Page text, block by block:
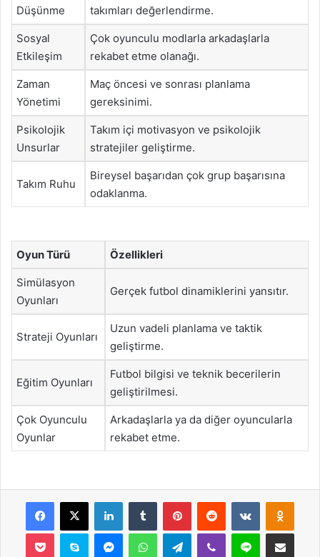
Düşünme
takımları değerlendirme.
Sosyal
Etkileşim
Çok oyunculu modlarla arkadaşlarla
rekabet etme olanağı.
Zaman
Yönetimi
Maç öncesi ve sonrası planlama
gereksinimi.
Psikolojik
Unsurlar
Takım içi motivasyon ve psikolojik
stratejiler geliştirme.
Takım Ruhu
Bireysel başarıdan çok grup başarısına
odaklanma.
Oyun Türü Özellikleri
Simülasyon
Oyunları
Gerçek futbol dinamiklerini yansıtır.
Strateji Oyunları
Uzun vadeli planlama ve taktik
geliştirme.
Eğitim Oyunları
Futbol bilgisi ve teknik becerilerin
geliştirilmesi.
Çok Oyunculu
Oyunlar
Arkadaşlarla ya da diğer oyuncularla
rekabet etme.
Facebook
X LinkedInTumblr PinterestReddit VKontakte
Pocket Skype MessengerWhatsAppTelegramViber Line E-Posta ile